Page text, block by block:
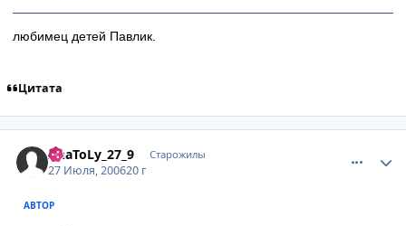
любимец детей Павлик.
Цитата
AnaToLy_27_9 Старожилы
27 Июля, 200620 г
АВТОР